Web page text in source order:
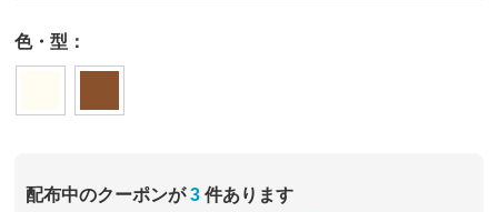
色・型：
配布中のクーポンが 3 件あります